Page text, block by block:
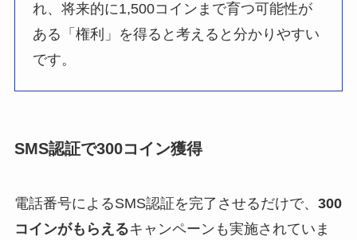
れ、将来的に1,500コインまで育つ可能性が
ある「権利」を得ると考えると分かりやすい
です。
SMS認証で300コイン獲得
電話番号によるSMS認証を完了させるだけで、 300
コインがもらえるキャンペーンも実施されていま